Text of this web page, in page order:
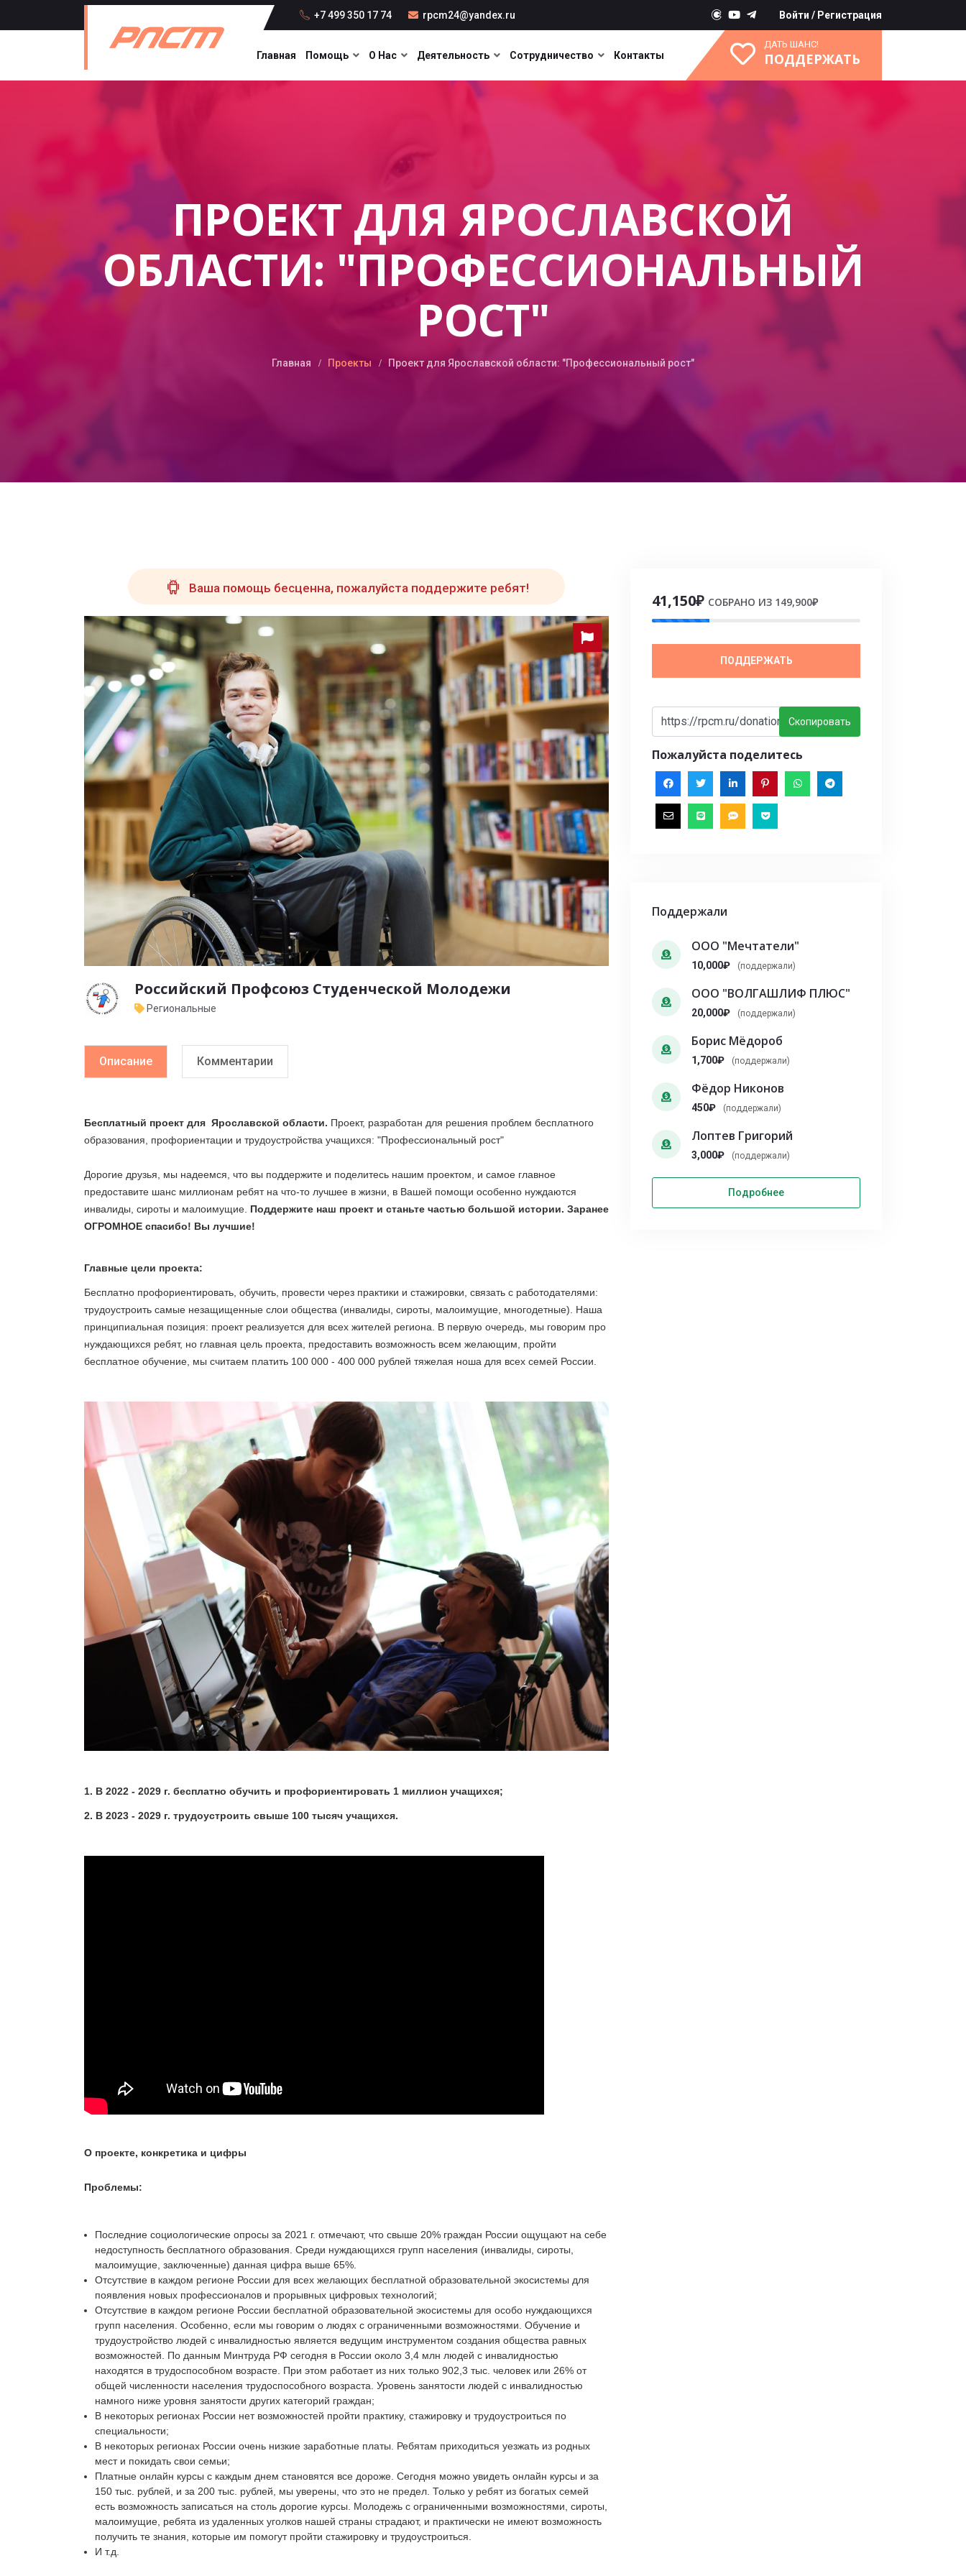
+7 499 350 17 74 rpcm24@yandex.ru Войти / Регистрация
Главная Помощь О Нас Деятельность Сотрудничество Контакты
ДАТЬ ШАНС!
ПОДДЕРЖАТЬ
ПРОЕКТ ДЛЯ ЯРОСЛАВСКОЙ
ОБЛАСТИ: "ПРОФЕССИОНАЛЬНЫЙ
РОСТ"
Главная Проекты Проект для Ярославской области: "Профессиональный рост"
Ваша помощь бесценна, пожалуйста поддержите ребят!
Российский Профсоюз Студенческой Молодежи
Региональные
Описание Комментарии
Бесплатный проект для Ярославской области. Проект, разработан для решения проблем бесплатного
образования, профориентации и трудоустройства учащихся: "Профессиональный рост"
Дорогие друзья, мы надеемся, что вы поддержите и поделитесь нашим проектом, и самое главное
предоставите шанс миллионам ребят на что-то лучшее в жизни, в Вашей помощи особенно нуждаются
инвалиды, сироты и малоимущие. Поддержите наш проект и станьте частью большой истории. Заранее
ОГРОМНОЕ спасибо! Вы лучшие!
Главные цели проекта:
Бесплатно профориентировать, обучить, провести через практики и стажировки, связать с работодателями:
трудоустроить самые незащищенные слои общества (инвалиды, сироты, малоимущие, многодетные). Наша
принципиальная позиция: проект реализуется для всех жителей региона. В первую очередь, мы говорим про
нуждающихся ребят, но главная цель проекта, предоставить возможность всем желающим, пройти
бесплатное обучение, мы считаем платить 100 000 - 400 000 рублей тяжелая ноша для всех семей России.
1. В 2022 - 2029 г. бесплатно обучить и профориентировать 1 миллион учащихся;
2. В 2023 - 2029 г. трудоустроить свыше 100 тысяч учащихся.
О проекте, конкретика и цифры
Проблемы:
Последние социологические опросы за 2021 г. отмечают, что свыше 20% граждан России ощущают на себе
недоступность бесплатного образования. Среди нуждающихся групп населения (инвалиды, сироты,
малоимущие, заключенные) данная цифра выше 65%.
Отсутствие в каждом регионе России для всех желающих бесплатной образовательной экосистемы для
появления новых профессионалов и прорывных цифровых технологий;
Отсутствие в каждом регионе России бесплатной образовательной экосистемы для особо нуждающихся
групп населения. Особенно, если мы говорим о людях с ограниченными возможностями. Обучение и
трудоустройство людей с инвалидностью является ведущим инструментом создания общества равных
возможностей. По данным Минтруда РФ сегодня в России около 3,4 млн людей с инвалидностью
находятся в трудоспособном возрасте. При этом работает из них только 902,3 тыс. человек или 26% от
общей численности населения трудоспособного возраста. Уровень занятости людей с инвалидностью
намного ниже уровня занятости других категорий граждан;
В некоторых регионах России нет возможностей пройти практику, стажировку и трудоустроиться по
специальности;
В некоторых регионах России очень низкие заработные платы. Ребятам приходиться уезжать из родных
мест и покидать свои семьи;
Платные онлайн курсы с каждым днем становятся все дороже. Сегодня можно увидеть онлайн курсы и за
150 тыс. рублей, и за 200 тыс. рублей, мы уверены, что это не предел. Только у ребят из богатых семей
есть возможность записаться на столь дорогие курсы. Молодежь с ограниченными возможностями, сироты,
малоимущие, ребята из удаленных уголков нашей страны страдают, и практически не имеют возможность
получить те знания, которые им помогут пройти стажировку и трудоустроиться.
И т.д.
41,150₽ СОБРАНО ИЗ 149,900₽
ПОДДЕРЖАТЬ
Скопировать
Пожалуйста поделитесь
Поддержали
ООО "Мечтатели"
10,000₽ (поддержали)
ООО "ВОЛГАШЛИФ ПЛЮС"
20,000₽ (поддержали)
Борис Мёдороб
1,700₽ (поддержали)
Фёдор Никонов
450₽ (поддержали)
Лоптев Григорий
3,000₽ (поддержали)
Подробнее